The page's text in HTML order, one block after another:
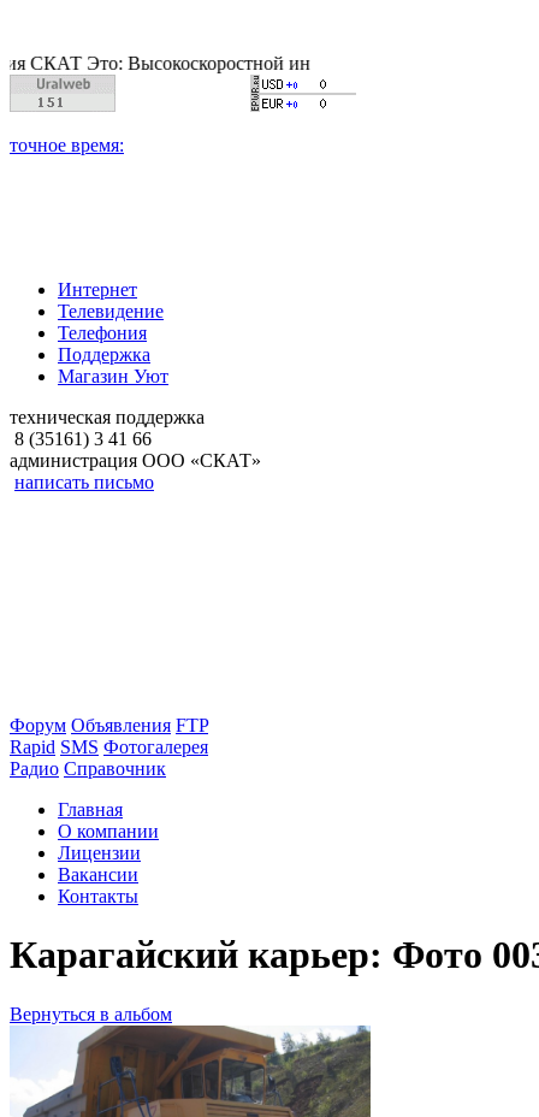
Это: Высокоскоростной интернет, качественное цифровое
Интернет
Телевидение
Телефония
Поддержка
Магазин Уют
техническая поддержка
8 (35161) 3 41 66
администрация ООО «СКАТ»
написать письмо
Форум Объявления FTP
Rapid SMS Фотогалерея
Радио Справочник
Главная
О компании
Лицензии
Вакансии
Контакты
Карагайский карьер: Фото
Вернуться в альбом